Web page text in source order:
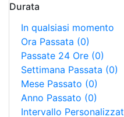
Durata
In qualsiasi momento
Ora Passata (0)
Passate 24 Ore (0)
Settimana Passata (0)
Mese Passato (0)
Anno Passato (0)
Intervallo